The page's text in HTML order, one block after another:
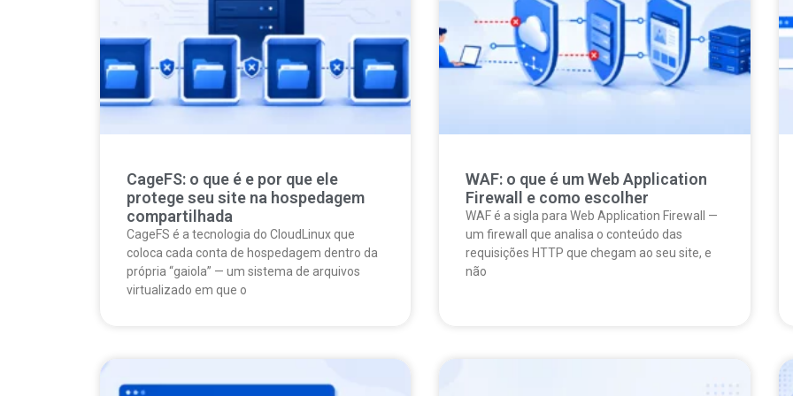
CageFS: o que é e por que ele
protege seu site na hospedagem
compartilhada
CageFS é a tecnologia do CloudLinux que
coloca cada conta de hospedagem dentro da
própria “gaiola” — um sistema de arquivos
virtualizado em que o
WAF: o que é um Web Application
Firewall e como escolher
WAF é a sigla para Web Application Firewall —
um firewall que analisa o conteúdo das
requisições HTTP que chegam ao seu site, e
não